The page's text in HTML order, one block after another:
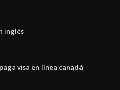
inglés
visa en línea canadá